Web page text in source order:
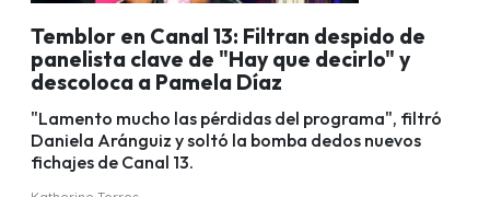
Temblor en Canal 13: Filtran despido de
panelista clave de "Hay que decirlo" y
descoloca a Pamela Díaz
"Lamento mucho las pérdidas del programa", filtró
Daniela Aránguiz y soltó la bomba dedos nuevos
fichajes de Canal 13.